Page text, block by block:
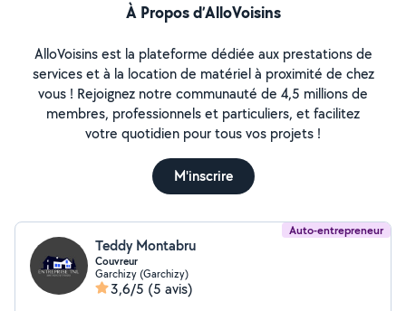
À Propos d’AlloVoisins
AlloVoisins est la plateforme dédiée aux prestations de
services et à la location de matériel à proximité de chez
vous ! Rejoignez notre communauté de 4,5 millions de
membres, professionnels et particuliers, et facilitez
votre quotidien pour tous vos projets !
M'inscrire
Auto-entrepreneur
Teddy Montabru
Couvreur
Garchizy (Garchizy)
3,6/5 (5 avis)